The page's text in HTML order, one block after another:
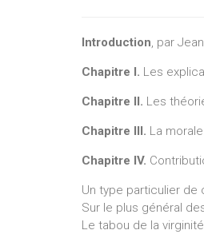
Introduction , par
Chapitre I. Les
Chapitre II. Les
Chapitre III. La
Chapitre IV.
Un type particulier de
Sur le plus général
Le tabou de la virginité